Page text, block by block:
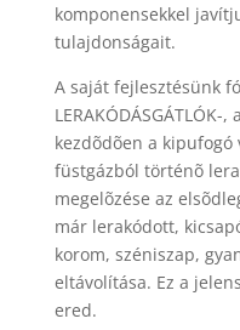
komponensekkel
tulajdonságait.
A saját fejlesztésünk
kezdõdõen a
füstgázból történõ
megelõzése az
már lerakódott,
korom, széniszap,
eltávolítása. Ez a
ered.